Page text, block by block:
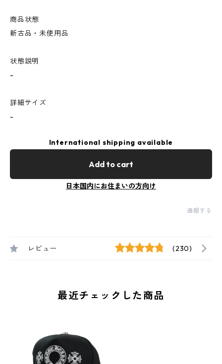
商品状態
新古品・未使用品
状態説明
-
詳細サイズ
-
International shipping available
Add to cart
日本国内にお住まいの方向け
通報する
レビュー (230)
最近チェックした商品